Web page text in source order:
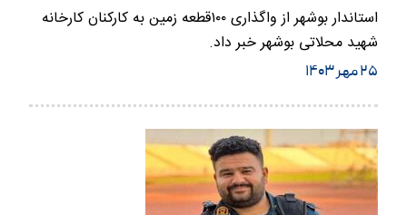
استاندار بوشهر از واگذاری ۱۰۰قطعه زمین به کارکنان کارخانه
شهید محلاتی بوشهر خبر داد.
۲۵ مهر ۱۴۰۳